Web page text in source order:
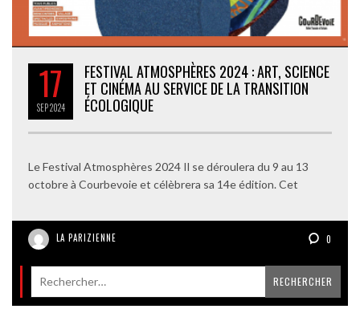
17
SEP2024
FESTIVAL ATMOSPHÈRES 2024 : ART, SCIENCE
ET CINÉMA AU SERVICE DE LA TRANSITION
ÉCOLOGIQUE
Le Festival Atmosphères 2024 Il se déroulera du 9 au 13
octobre à Courbevoie et célèbrera sa 14e édition. Cet
LA PARIZIENNE 0